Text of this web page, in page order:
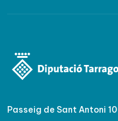
Passeig de Sant Antoni